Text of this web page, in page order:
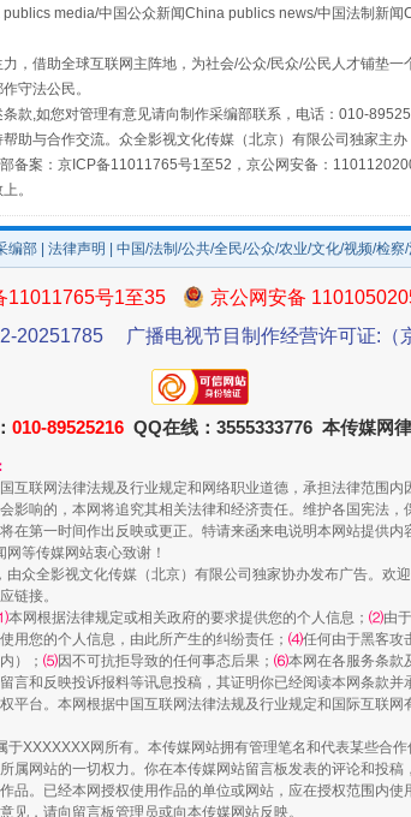
还老百姓一个明白家底
media/中国公众新闻China publics news/中国法制新
，借助全球互联网主阵地，为社会/公众/民众/公民人才铺垫
守法公民。
款,如您对管理有意见请向制作采编部联系，电话：010-
助与合作交流。众全影视文化传媒（北京）有限公司独家主办
备案：京ICP备11011765号1至52，京公网安备：
。
编部 法律声明 | 中国/法制/公共/全民/公众/农业/文化/视频/检察
11011765号1至35
京公网安备
20251785
广播电视节目制作经营许可证:（
010-89525216 QQ在线：3555333776 本传媒网
互联网法律法规及行业规定和网络职业道德，承担法律范围
影响的，本网将追究其相关法律和经济责任。维护各国宪法
在第一时间作出反映或更正。特请来函来电说明本网站提供
等传媒网站衷心致谢！
众全影视文化传媒（北京）有限公司独家协办发布广告。欢
链接。
本网根据法律规定或相关政府的要求提供您的个人信息； ⑵由
用您的个人信息，由此所产生的纠纷责任； ⑷任何由于黑客攻
）； ⑸因不可抗拒导致的任何事态后果； ⑹本网在各服务条款
言和反映投诉报料等讯息投稿，其证明你已经阅读本网条款
平台。本网根据中国互联网法律法规及行业规定和国际互联网
于XXXXXXX网所有。本传媒网站拥有管理笔名和代表某些合
属网站的一切权力。你在本传媒网站留言板发表的评论和投
。已经本网授权使用作品的单位或网站，应在授权范围内使
见，请向留言板管理员或向本传媒网站反映。